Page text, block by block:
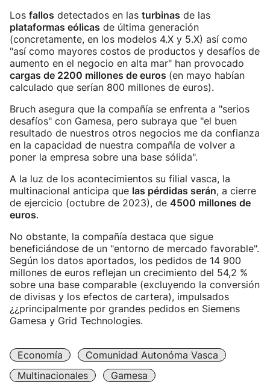
Los fallos detectados en las turbinas de las
plataformas eólicas de última generación
(concretamente, en los modelos 4.X y 5.X) así como
"así como mayores costos de productos y desafíos de
aumento en el negocio en alta mar" han provocado
cargas de 2200 millones de euros (en mayo habían
calculado que serían 800 millones de euros).
Bruch asegura que la compañía se enfrenta a "serios
desafíos" con Gamesa, pero subraya que "el buen
resultado de nuestros otros negocios me da confianza
en la capacidad de nuestra compañía de volver a
poner la empresa sobre una base sólida".
A la luz de los acontecimientos su filial vasca, la
multinacional anticipa que las pérdidas serán, a cierre
de ejercicio (octubre de 2023), de 4500 millones de
euros.
No obstante, la compañía destaca que sigue
beneficiándose de un "entorno de mercado favorable".
Según los datos aportados, los pedidos de 14 900
millones de euros reflejan un crecimiento del 54,2 %
sobre una base comparable (excluyendo la conversión
de divisas y los efectos de cartera), impulsados
¿¿principalmente por grandes pedidos en Siemens
Gamesa y Grid Technologies.
Economía
Comunidad Autonóma Vasca
Multinacionales
Gamesa